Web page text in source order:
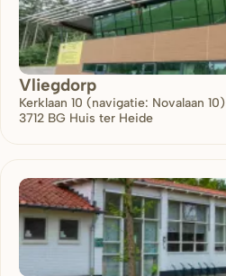
Vliegdorp
Kerklaan 10 (navigatie: Novalaan 10)
3712 BG Huis ter Heide